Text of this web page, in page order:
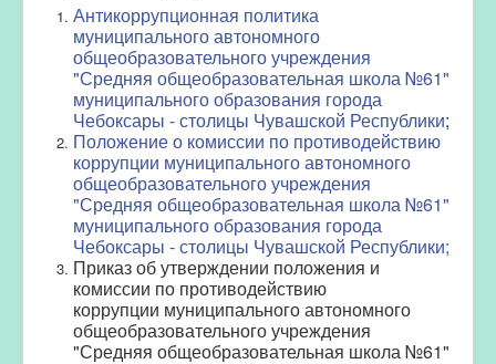
Антикоррупционная политика
муниципального автономного
общеобразовательного учреждения
"Средняя общеобразовательная школа №61"
муниципального образования города
Чебоксары - столицы Чувашской Республики;
Положение о комиссии по противодействию
коррупции муниципального автономного
общеобразовательного учреждения
"Средняя общеобразовательная школа №61"
муниципального образования города
Чебоксары - столицы Чувашской Республики;
Приказ об утверждении положения и
комиссии по противодействию
коррупции муниципального автономного
общеобразовательного учреждения
"Средняя общеобразовательная школа №61"